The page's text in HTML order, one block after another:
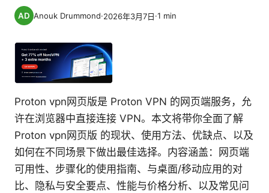
Anouk Drummond·2026年3月7日·1 min
Proton vpn网页版是 Proton VPN 的网页端服务，允
许在浏览器中直接连接 VPN。本文将带你全面了解
Proton vpn网页版 的现状、使用方法、优缺点、以及
如何在不同场景下做出最佳选择。内容涵盖：网页端
可用性、步骤化的使用指南、与桌面/移动应用的对
比、隐私与安全要点、性能与价格分析、以及常见问